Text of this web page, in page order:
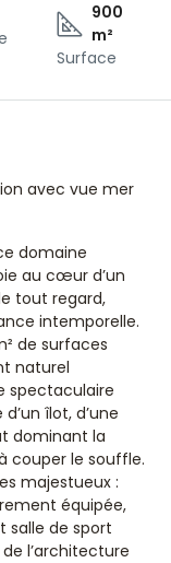
900
m²
Surface
avec vue mer
domaine
au cœur d’un
tout regard,
intemporelle.
de surfaces
naturel
spectaculaire
îlot, d’une
dominant la
couper le souffle.
majestueux :
équipée,
salle de sport
l’architecture